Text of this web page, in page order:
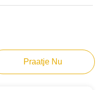
Praatje Nu